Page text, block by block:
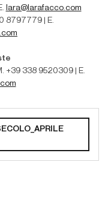
lara@larafacco.com
8797779 | E.
. +39 338 9520309 | E.